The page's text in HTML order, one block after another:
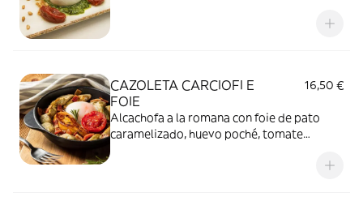
CAZOLETA CARCIOFI E
FOIE
16,50 €
Alcachofa a la romana con foie de pato
caramelizado, huevo poché, tomate